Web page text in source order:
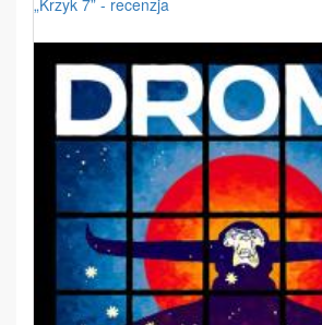
„Krzyk 7” - recenzja